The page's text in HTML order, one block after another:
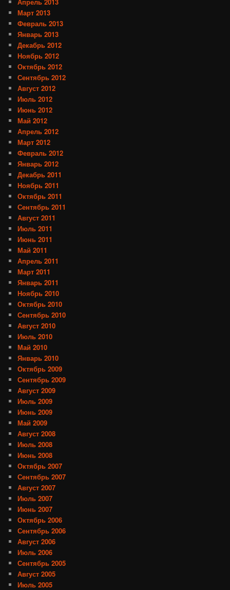
Март 2013
Февраль 2013
Январь 2013
Декабрь 2012
Ноябрь 2012
Октябрь 2012
Сентябрь 2012
Август 2012
Июль 2012
Июнь 2012
Май 2012
Апрель 2012
Март 2012
Февраль 2012
Январь 2012
Декабрь 2011
Ноябрь 2011
Октябрь 2011
Сентябрь 2011
Август 2011
Июль 2011
Июнь 2011
Май 2011
Апрель 2011
Март 2011
Январь 2011
Ноябрь 2010
Октябрь 2010
Сентябрь 2010
Август 2010
Июль 2010
Май 2010
Январь 2010
Октябрь 2009
Сентябрь 2009
Август 2009
Июль 2009
Июнь 2009
Май 2009
Август 2008
Июль 2008
Июнь 2008
Октябрь 2007
Сентябрь 2007
Август 2007
Июль 2007
Июнь 2007
Октябрь 2006
Сентябрь 2006
Август 2006
Июль 2006
Сентябрь 2005
Август 2005
Июль 2005